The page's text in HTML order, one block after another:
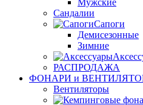
Мужские
Сандалии
Сапоги
Демисезонные
Зимние
РАСПРОДАЖА
ФОНАРИ и
Вентиляторы